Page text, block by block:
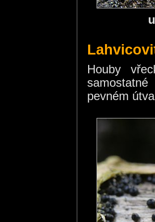
Houby
pevném